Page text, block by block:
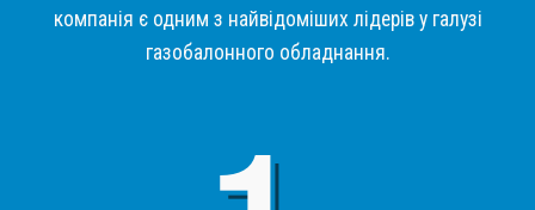
компанія є одним з найвідоміших лідерів у галузі
газобалонного обладнання.